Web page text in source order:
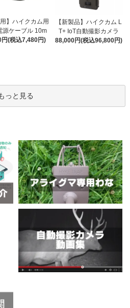
用】ハイクカム用
源ケーブル 10m
(税込7,480円)
【新製品】ハイクカム L
T+ IoT自動撮影カメラ
88,000円(税込96,800円)
っと見る